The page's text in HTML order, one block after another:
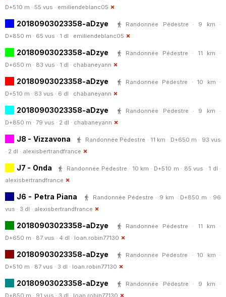
D+510 m · 55 vus · emiliendeblanc05
20180903023358-aDzye
Randonnée Pédestre · 9 km ·
D+850 m · 65 vus · 1 dl · emiliendeblanc05
20180903023358-aDzye
Randonnée Pédestre · 11 km ·
D+650 m · 83 vus · 1 dl · chabaneyann
20180903023358-aDzye
Randonnée Pédestre · 10 km ·
D+510 m · 83 vus · 6 dl · chabaneyann
20180903023358-aDzye
Randonnée Pédestre · 9 km ·
D+850 m · 79 vus · 2 dl · chabaneyann
J8 - Vizzavona
Randonnée Pédestre · 11 km · D+650 m · 93 vus
· 2 dl · alexisbertrandfrance
J7 - Onda
Randonnée Pédestre · 10 km · D+510 m · 85 vus · 1 dl ·
alexisbertrandfrance
J6 - Petra Piana
Randonnée Pédestre · 9 km · D+850 m · 96
vus · 3 dl · alexisbertrandfrance
20180903023358-aDzye
Randonnée Pédestre · 11 km ·
D+650 m · 87 vus · 4 dl · loan.robin77130
20180903023358-aDzye
Randonnée Pédestre · 10 km ·
D+510 m · 87 vus · 3 dl · loan.robin77130
20180903023358-aDzye
Randonnée Pédestre · 9 km ·
D+850 m · 91 vus · 3 dl · loan.robin77130